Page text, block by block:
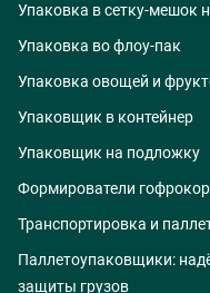
Упаковка в сетку-мешок
Упаковка во флоу-пак
Упаковка овощей и
Упаковщик в контейнер
Упаковщик на подложку
Формирователи
Транспортировка и
Паллетоупаковщики:
защиты грузов